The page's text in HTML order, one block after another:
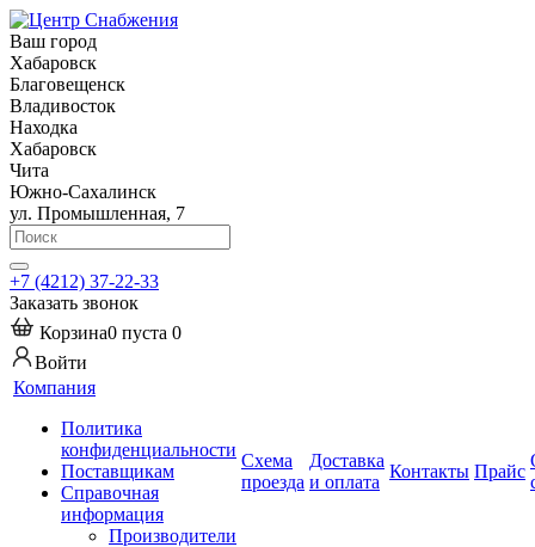
Ваш город
Хабаровск
Благовещенск
Владивосток
Находка
Хабаровск
Чита
Южно-Сахалинск
ул. Промышленная, 7
+7 (4212) 37-22-33
Заказать звонок
Корзина0 пуста 0
Войти
Компания
Политика
конфиденциальности
Поставщикам
Справочная
информация
Производители
Схема
проезда
Доставка
и оплата
Контакты Прайс